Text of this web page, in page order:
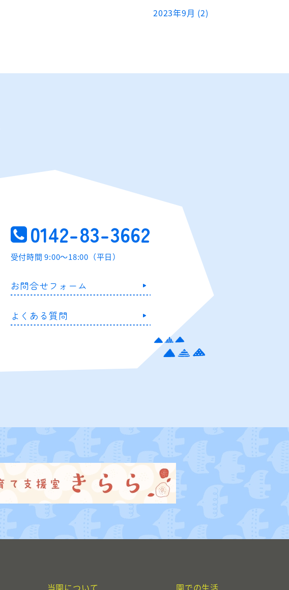
2023年9月 (2)
0142-83-3662
受付時間 9:00～18:00（平日）
お問合せフォーム
よくある質問